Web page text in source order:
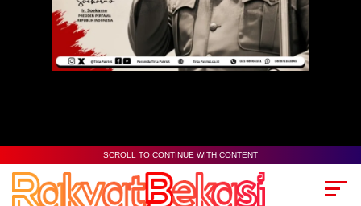
SCROLL TO CONTINUE WITH CONTENT